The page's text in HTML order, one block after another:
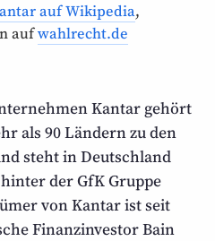
auf Wikipedia,
aufwahlrecht.de
Kantar gehört
als 90 Ländern zu den
steht in Deutschland
der GfK Gruppe
von Kantar ist seit
Finanz­investor Bain